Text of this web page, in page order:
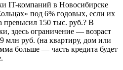
IT-компаний в Новосибирске
под 6% годовых, если их
превысил 150 тыс. руб.? В
здесь ограничение — возраст
млн руб. (на квартиру, дом или
больше — часть кредита будет